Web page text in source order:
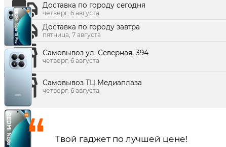
Доставка по городу сегодня
четверг, 6 августа
Доставка по городу завтра
пятница, 7 августа
Самовывоз ул. Северная, 394
четверг, 6 августа
Самовывоз ТЦ Медиаплаза
четверг, 6 августа
Твой гаджет по лучшей цене!